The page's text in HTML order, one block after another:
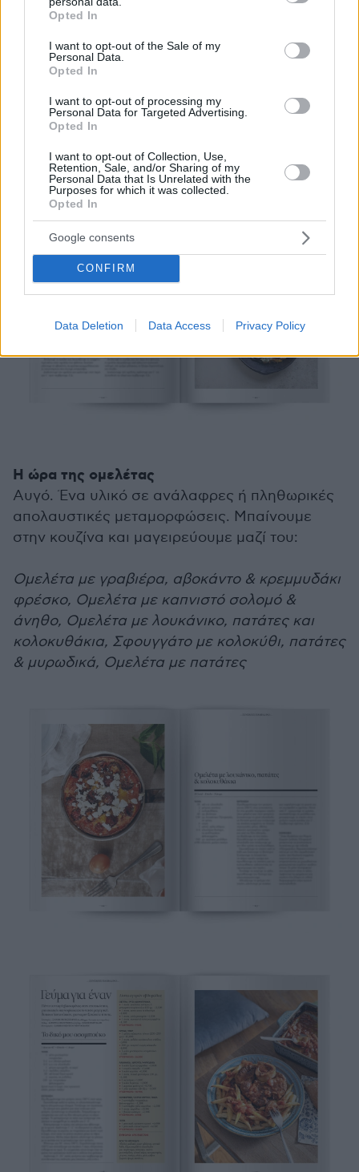
grant or deny consent to Google and its third-party tags to
use your data for below specified purposes in below Google
consent section.
Opted In
I want to opt-out of the Sale of my
Personal Data.
Opted In
I want to opt-out of processing my
Personal Data for Targeted Advertising.
Opted In
I want to opt-out of Collection, Use,
Retention, Sale, and/or Sharing of my
Personal Data that Is Unrelated with the
Purposes for which it was collected.
Opted In
Google consents
CONFIRM
Data Deletion Data Access Privacy Policy
Η ώρα της ομελέτας
Αυγό. Ένα υλικό σε ανάλαφρες ή πληθωρικές
απολαυστικές μεταμορφώσεις. Μπαίνουμε
στην κουζίνα και μαγειρεύουμε μαζί του:
Ομελέτα με γραβιέρα, αβοκάντο & κρεµµυδάκι
φρέσκο, Ομελέτα με καπνιστό σολοµό &
άνηθο, Ομελέτα με λουκάνικο, πατάτες και
κολοκυθάκια, Σφουγγάτο με κολοκύθι, πατάτες
& μυρωδικά, Ομελέτα με πατάτες